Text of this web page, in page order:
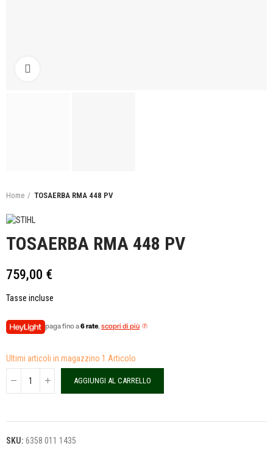
Home TOSAERBA RMA 448 PV
TOSAERBA RMA 448 PV
759,00 €
Tasse incluse
paga fino a6 rate, scopri di più
Ultimi articoli in magazzino 1 Articolo
AGGIUNGI AL CARRELLO
SKU: 6358 011 1435